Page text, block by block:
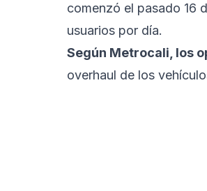
comenzó el pasado 16
usuarios por día.
Según Metrocali, los
overhaul de los